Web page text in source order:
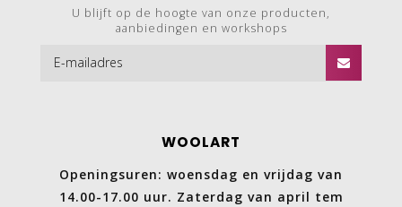
U blijft op de hoogte van onze producten,
aanbiedingen en workshops
WOOLART
Openingsuren: woensdag en vrijdag van
14.00-17.00 uur. Zaterdag van april tem